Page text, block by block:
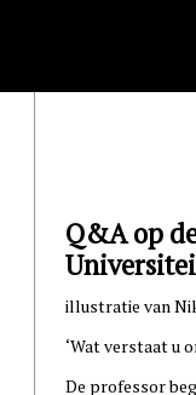
Q&A op
illustratie van
‘Wat verstaat u
De professor